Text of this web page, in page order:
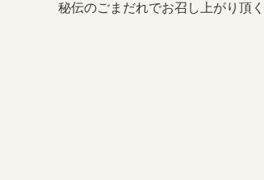
秘伝のごまだれでお召し上がり頂